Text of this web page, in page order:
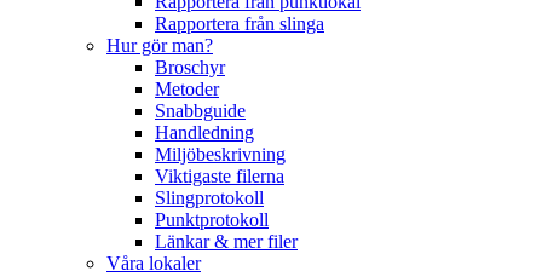
Rapportera från slinga
Hur gör man?
Broschyr
Metoder
Snabbguide
Handledning
Miljöbeskrivning
Viktigaste filerna
Slingprotokoll
Punktprotokoll
Länkar & mer filer
Våra lokaler